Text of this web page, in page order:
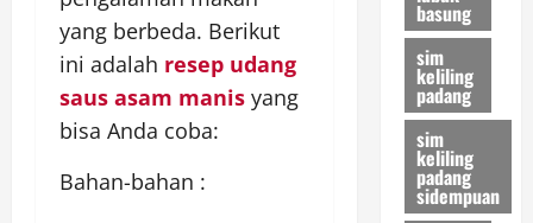
yang berbeda. Berikut
ini adalah resep udang
saus asam manis yang
bisa Anda coba:
Bahan-bahan :
basung
sim
keliling
padang
sim
keliling
padang
sidempuan